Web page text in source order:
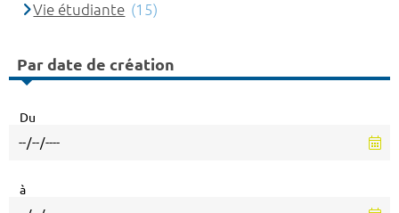
Vie étudiante (15)
Par date de création
Du
à